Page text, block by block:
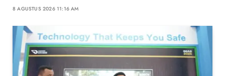
8 AGUSTUS 2026 11:16 AM